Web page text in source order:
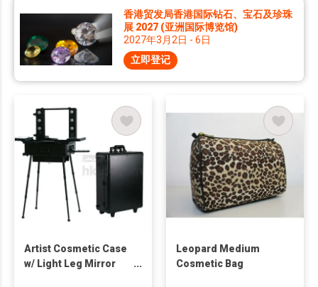
香港贸发局香港国际钻石、宝石及珍珠
展 2027 (亚洲国际博览馆)
2027年3月2日 - 6日
立即登记
Artist Cosmetic Case
w/ Light Leg Mirror
Leopard Medium
Cosmetic Bag